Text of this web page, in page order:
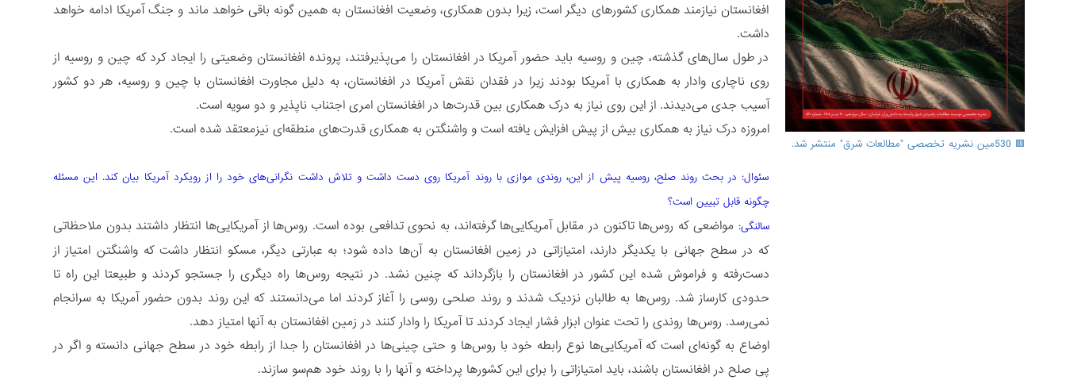
افغانستان نیازمند همکاری کشورهای دیگر است، زیرا بدون همکاری، وضعیت افغانستان به همین گونه باقی خواهد ماند و جنگ آمریکا ادامه خواهد
داشت.
در طول سال‌های گذشته، چین و روسیه باید حضور آمریکا در افغانستان را می‌پذیرفتند، پرونده افغانستان وضعیتی را ایجاد کرد که چین و روسیه از
روی ناچاری وادار به همکاری با آمریکا بودند زیرا در فقدان نقش آمریکا در افغانستان، به دلیل مجاورت افغانستان با چین و روسیه، هر دو کشور
آسیب جدی می‌‌دیدند. از این روی نیاز به درک همکاری بین قدرت‌ها در افغانستان امری اجتناب ناپذیر و دو سویه است.
امروزه درک نیاز به همکاری بیش از پیش افزایش یافته است و واشنگتن به همکاری قدرت‌های منطقه‌ای نیزمعتقد شده است.
سئوال: در بحث روند صلح، روسیه پیش از این، روندی موازی با روند آمریکا روی دست داشت و تلاش داشت نگرانی‌های خود را از رویکرد آمریکا بیان کند. این مسئله
چگونه قابل تبیین است؟
سالنگی: مواضعی که روس‌ها تاکنون در مقابل آمریکایی‌ها گرفته‌اند، به نحوی تدافعی بوده است. روس‌ها از آمریکایی‌ها انتظار داشتند بدون ملاحظاتی
که در سطح جهانی با یکدیگر دارند، امتیازاتی در زمین افغانستان به آن‌ها داده شود؛ به عبارتی دیگر، مسکو انتظار داشت که واشنگتن امتیاز از
دست‌رفته و فراموش شده این کشور در افغانستان را بازگرداند که چنین نشد. در نتیجه روس‌ها راه دیگری را جستجو کردند و طبیعتا این راه تا
حدودی کارساز شد. روس‌ها به طالبان نزدیک شدند و روند صلحی روسی را آغاز کردند اما می‌دانستند که این روند بدون حضور آمریکا به سرانجام
نمی‌رسد. روس‌ها روندی را تحت عنوان ابزار فشار ایجاد کردند تا آمریکا را وادار کنند در زمین افغانستان به آنها امتیاز دهد.
اوضاع به گونه‌ای است که آمریکایی‌ها نوع رابطه خود با روس‌ها و حتی چینی‌ها در افغانستان را جدا از رابطه خود در سطح جهانی دانسته و اگر در
پی صلح در افغانستان باشند، باید امتیازاتی را برای این کشورها پرداخته و آنها را با روند خود هم‌سو سازند.
🟥 530مین نشریه تخصصی "مطالعات شرق" منتشر شد.